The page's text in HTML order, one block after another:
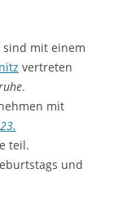
mit einem
vertreten
.
mit
23.
teil.
und